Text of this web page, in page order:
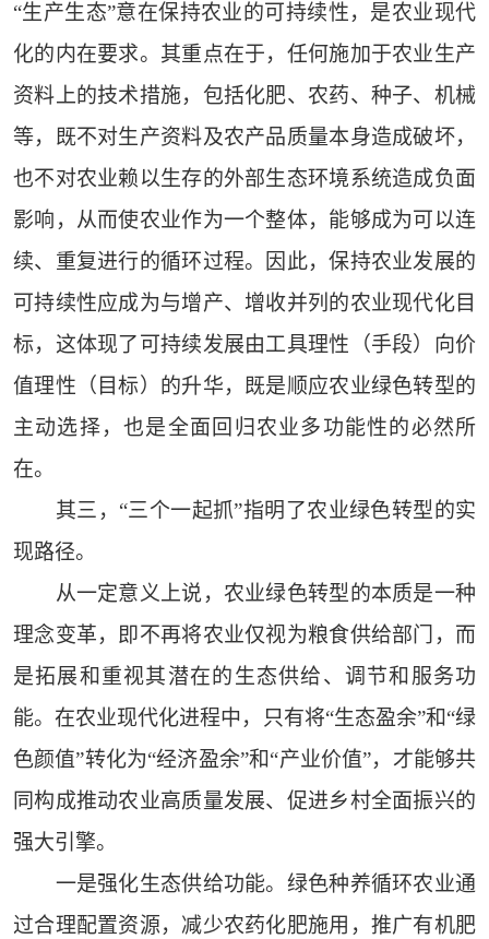
“生产生态”意在保持农业的可持续性，是农业现代
化的内在要求。其重点在于，任何施加于农业生产
资料上的技术措施，包括化肥、农药、种子、机械
等，既不对生产资料及农产品质量本身造成破坏，
也不对农业赖以生存的外部生态环境系统造成负面
影响，从而使农业作为一个整体，能够成为可以连
续、重复进行的循环过程。因此，保持农业发展的
可持续性应成为与增产、增收并列的农业现代化目
标，这体现了可持续发展由工具理性（手段）向价
值理性（目标）的升华，既是顺应农业绿色转型的
主动选择，也是全面回归农业多功能性的必然所
在。
其三，“三个一起抓”指明了农业绿色转型的实
现路径。
从一定意义上说，农业绿色转型的本质是一种
理念变革，即不再将农业仅视为粮食供给部门，而
是拓展和重视其潜在的生态供给、调节和服务功
能。在农业现代化进程中，只有将“生态盈余”和“绿
色颜值”转化为“经济盈余”和“产业价值”，才能够共
同构成推动农业高质量发展、促进乡村全面振兴的
强大引擎。
一是强化生态供给功能。绿色种养循环农业通
过合理配置资源，减少农药化肥施用，推广有机肥